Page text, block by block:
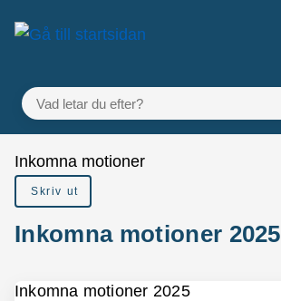
Gå till innehåll
till sidomeny
VAD LETAR DU EFTER?
Du är här:
Inkomna motioner
Skriv ut
Inkomna motioner 2025
Inkomna motioner 2025